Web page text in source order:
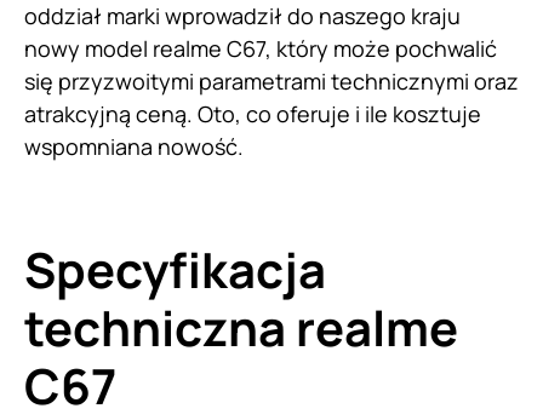
oddział marki wprowadził do naszego kraju
nowy model realme C67, który może pochwalić
się przyzwoitymi parametrami technicznymi oraz
atrakcyjną ceną. Oto, co oferuje i ile kosztuje
wspomniana nowość.
Specyfikacja
techniczna realme
C67